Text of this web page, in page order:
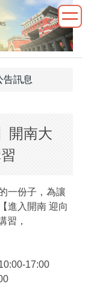
告訊息
開南大
一份子，為讓
進入開南 迎向
習，
17:00